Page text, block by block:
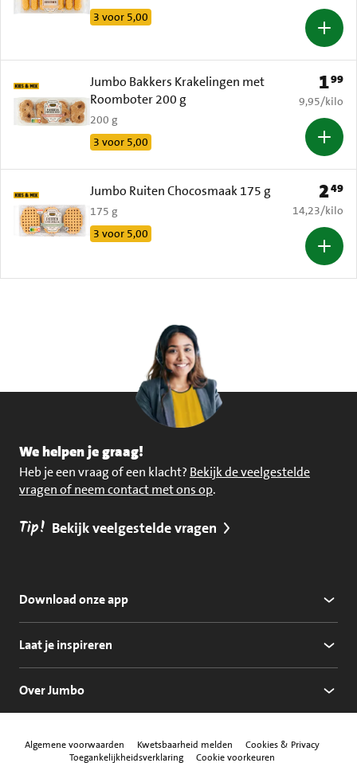
3 voor 5,00
Jumbo Bakkers Krakelingen met
Roomboter 200 g
200 g
3 voor 5,00
Prijs:
199
€ 9,95 per
9,95/kilo
Jumbo Ruiten Chocosmaak 175 g
175 g
3 voor 5,00
Prijs:
249
€ 14,23 per
14,23/kilo
We helpen je graag!
Heb je een vraag of een klacht? Bekijk de veelgestelde
vragen of neem contact met ons op.
Tip! Bekijk veelgestelde vragen
Download onze app
Laat je inspireren
Over Jumbo
Algemene voorwaarden Kwetsbaarheid melden
Cookies & Privacy
Toegankelijkheidsverklaring
Cookie voorkeuren